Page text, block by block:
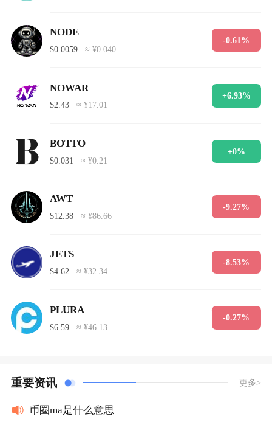
NODE
$0.0059 ≈ ¥0.040
-0.61%
NOWAR
$2.43 ≈ ¥17.01
+6.93%
BOTTO
$0.031 ≈ ¥0.21
+0%
AWT
$12.38 ≈ ¥86.66
-9.27%
JETS
$4.62 ≈ ¥32.34
-8.53%
PLURA
$6.59 ≈ ¥46.13
-0.27%
重要资讯 更多>
币圈ma是什么意思